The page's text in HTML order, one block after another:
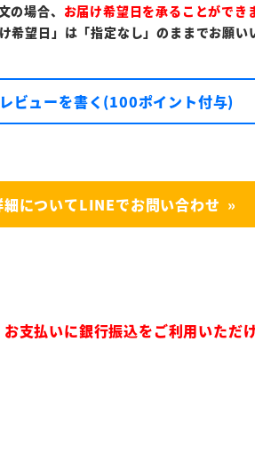
場合、 お届け希望日を承ることができ
希望日」は「指定なし」のままでお願い
ビューを書く(100ポイント付与)
細についてLINEでお問い合わせ
支払いに銀行振込をご利用いただ